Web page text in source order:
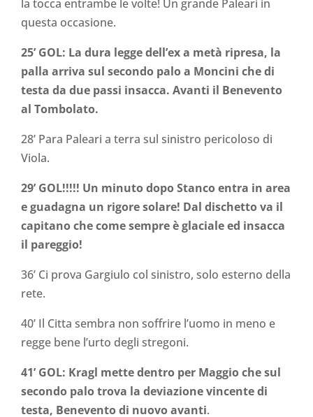
la tocca entrambe le volte! Un grande Paleari in
questa occasione.
25’ GOL: La dura legge dell’ex a metà ripresa, la
palla arriva sul secondo palo a Moncini che di
testa da due passi insacca. Avanti il Benevento
al Tombolato.
28’ Para Paleari a terra sul sinistro pericoloso di
Viola.
29’ GOL!!!!! Un minuto dopo Stanco entra in area
e guadagna un rigore solare! Dal dischetto va il
capitano che come sempre è glaciale ed insacca
il pareggio!
36’ Ci prova Gargiulo col sinistro, solo esterno della
rete.
40’ Il Citta sembra non soffrire l’uomo in meno e
regge bene l’urto degli stregoni.
41’ GOL: Kragl mette dentro per Maggio che sul
secondo palo trova la deviazione vincente di
testa, Benevento di nuovo avanti.